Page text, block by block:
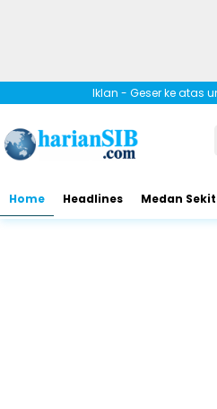
Iklan - Geser ke atas
Home Headlines Medan